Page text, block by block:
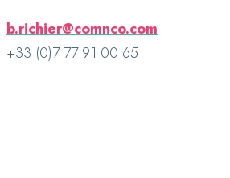
b.richier@comnco.com
+33 (0)7 77 91 00 65